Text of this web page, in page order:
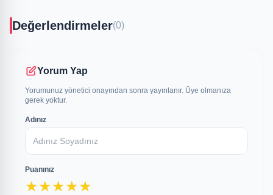
Değerlendirmeler(0)
Yorum Yap
Yorumunuz yönetici onayından sonra yayınlanır. Üye olmanıza
gerek yoktur.
Adınız
Puanınız
★★★★★